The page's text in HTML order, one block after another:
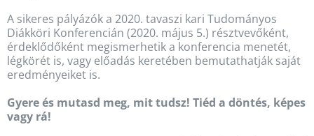
A sikeres pályázók a 2020. tavaszi kari Tudományos
Diákköri Konferencián (2020. május 5.) résztvevőként,
érdeklődőként megismerhetik a konferencia menetét,
légkörét is, vagy előadás keretében bemutathatják saját
eredményeiket is.
Gyere és mutasd meg, mit tudsz! Tiéd a döntés, képes
vagy rá!